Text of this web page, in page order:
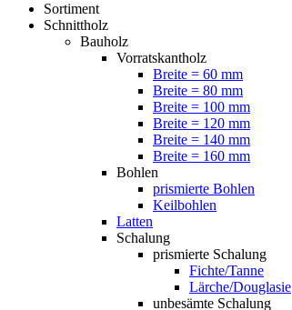
Sortiment
Schnittholz
Bauholz
Vorratskantholz
Breite = 60 mm
Breite = 80 mm
Breite = 100 mm
Breite = 120 mm
Breite = 140 mm
Breite = 160 mm
Bohlen
prismierte Bohlen
Keilbohlen
Latten
Schalung
prismierte Schalung
Fichte/Tanne
Lärche/Douglasie
unbesämte Schalung